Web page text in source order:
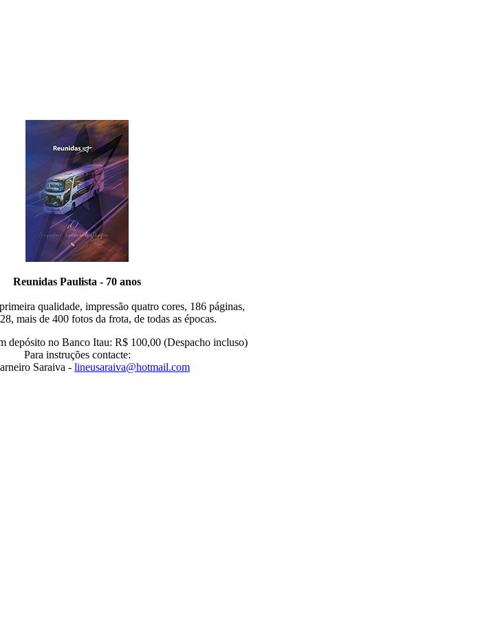
Reunidas Paulista - 70 anos
qualidade, impressão quatro cores, 186 páginas,
mais de 400 fotos da frota, de todas as épocas.
depósito no Banco Itau: R$ 100,00 (Despacho incluso)
Para instruções contacte:
Saraiva - lineusaraiva@hotmail.com